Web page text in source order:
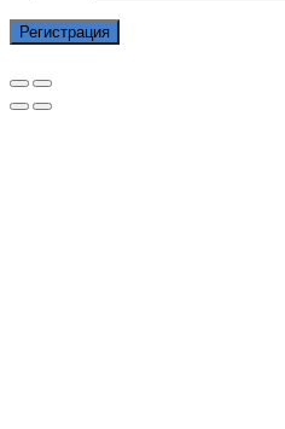
Регистрация